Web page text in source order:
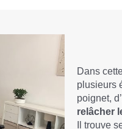
Dans
plusieurs
poignet, d’
relâcher
Il trouve